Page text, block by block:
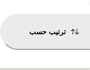
ترتيب حسب